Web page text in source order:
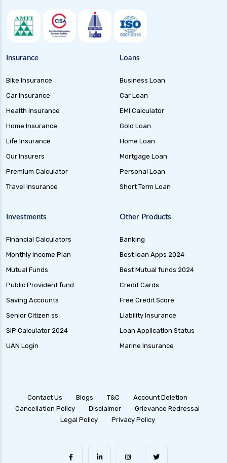
Insurance
Bike Insurance
Car Insurance
Health Insurance
Home Insurance
Life Insurance
Our Insurers
Premium Calculator
Travel Insurance
Loans
Business Loan
Car Loan
EMI Calculator
Gold Loan
Home Loan
Mortgage Loan
Personal Loan
Short Term Loan
Investments
Financial Calculators
Monthly Income Plan
Mutual Funds
Public Provident fund
Saving Accounts
Senior Citizen ss
SIP Calculator 2024
UAN Login
Other Products
Banking
Best loan Apps 2024
Best Mutual funds 2024
Credit Cards
Free Credit Score
Liability Insurance
Loan Application Status
Marine Insurance
Contact Us Blogs T&C
Account Deletion
Cancellation Policy
Disclaimer
Grievance Redressal
Legal Policy
Privacy Policy